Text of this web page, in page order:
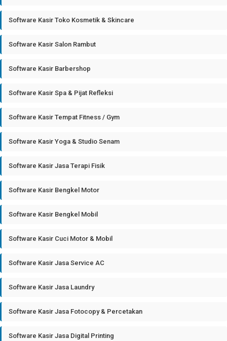
Software Kasir Toko Kosmetik & Skincare
Software Kasir Salon Rambut
Software Kasir Barbershop
Software Kasir Spa & Pijat Refleksi
Software Kasir Tempat Fitness / Gym
Software Kasir Yoga & Studio Senam
Software Kasir Jasa Terapi Fisik
Software Kasir Bengkel Motor
Software Kasir Bengkel Mobil
Software Kasir Cuci Motor & Mobil
Software Kasir Jasa Service AC
Software Kasir Jasa Laundry
Software Kasir Jasa Fotocopy & Percetakan
Software Kasir Jasa Digital Printing